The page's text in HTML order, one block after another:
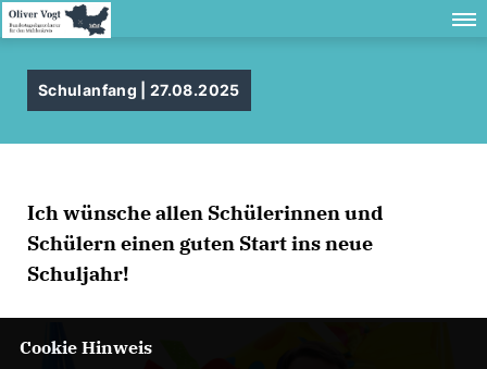
Schulanfang | 27.08.2025
Ich wünsche allen Schülerinnen und
Schülern einen guten Start ins neue
Schuljahr!
Cookie Hinweis